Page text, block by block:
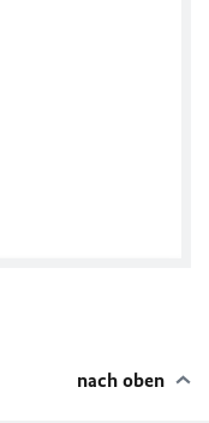
nach oben